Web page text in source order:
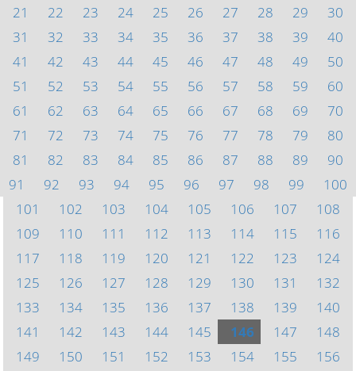
21
22 23 24 25 26 27 28 29
30
31
32 33 34 35 36 37 38 39
40
41
42 43 44 45 46 47 48 49
50
51
52 53 54 55 56 57 58 59
60
61
62 63 64 65 66 67 68 69
70
71
72 73 74 75 76 77 78 79
80
81
82 83 84 85 86 87 88 89
90
91
92 93 94 95 96 97 98 99
100
101
102 103 104 105 106 107
108
109
110 111 112 113 114 115
116
117
118 119 120 121 122 123
124
125
126 127 128 129 130 131
132
133
134 135 136 137 138 139
140
141
142 143 144 145 146 147
148
149
150 151 152 153 154 155
156